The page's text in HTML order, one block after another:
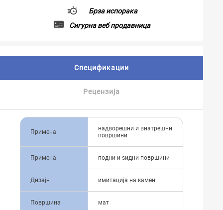
Брза испорака
Сигурна веб продавница
Спецификации
Рецензија
Примена
надворешни и внатрешни
површини
Примена подни и ѕидни површини
Дизајн имитација на камен
Површина мат